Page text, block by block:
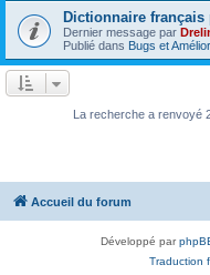
Dictionnaire
Dernier message par
Publié dans Bugs et
La recherche a renvoyé
Accueil du forum
Développé par
Traduction